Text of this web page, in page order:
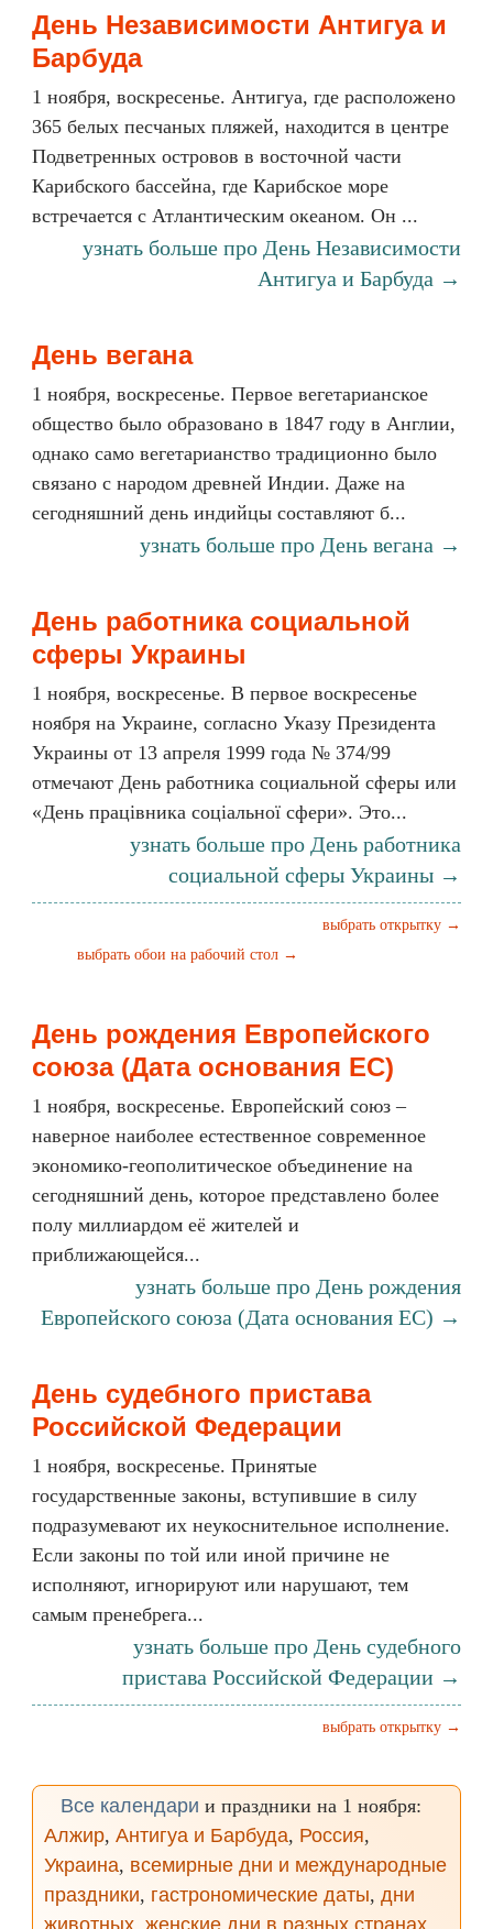
День Независимости Антигуа и
Барбуда
1 ноября, воскресенье. Антигуа, где расположено
365 белых песчаных пляжей, находится в центре
Подветренных островов в восточной части
Карибского бассейна, где Карибское море
встречается с Атлантическим океаном. Он ...
узнать больше про День Независимости
Антигуа и Барбуда →
День вегана
1 ноября, воскресенье. Первое вегетарианское
общество было образовано в 1847 году в Англии,
однако само вегетарианство традиционно было
связано с народом древней Индии. Даже на
сегодняшний день индийцы составляют б...
узнать больше про День вегана →
День работника социальной
сферы Украины
1 ноября, воскресенье. В первое воскресенье
ноября на Украине, согласно Указу Президента
Украины от 13 апреля 1999 года № 374/99
отмечают День работника социальной сферы или
«День працівника соціальної сфери». Это...
узнать больше про День работника
социальной сферы Украины →
выбрать открытку →
выбрать обои на рабочий стол →
День рождения Европейского
союза (Дата основания ЕС)
1 ноября, воскресенье. Европейский союз –
наверное наиболее естественное современное
экономико-геополитическое объединение на
сегодняшний день, которое представлено более
полу миллиардом её жителей и
приближающейся...
узнать больше про День рождения
Европейского союза (Дата основания ЕС) →
День судебного пристава
Российской Федерации
1 ноября, воскресенье. Принятые
государственные законы, вступившие в силу
подразумевают их неукоснительное исполнение.
Если законы по той или иной причине не
исполняют, игнорируют или нарушают, тем
самым пренебрега...
узнать больше про День судебного
пристава Российской Федерации →
выбрать открытку →
Все календари и праздники на 1 ноября:
Алжир, Антигуа и Барбуда, Россия,
Украина, всемирные дни и международные
праздники, гастрономические даты, дни
животных женские дни в разных странах